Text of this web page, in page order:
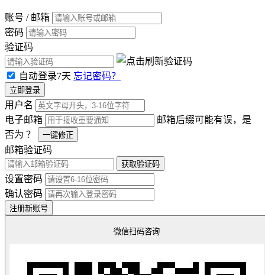
账号 / 邮箱
密码
验证码
自动登录7天 忘记密码？
立即登录
用户名
电子邮箱
邮箱后缀可能有误，是
否为 ？ 一键修正
邮箱验证码
获取验证码
设置密码
确认密码
注册新账号
微信扫码咨询